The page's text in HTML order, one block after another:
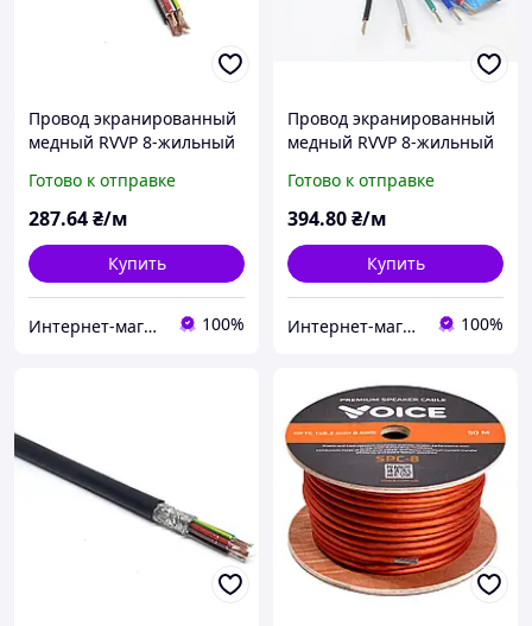
Провод экранированный
медный RVVP 8-жильный
Готово к отправке
287.64₴/м
Купить
Интернет-магазин "TRACKER-PI.COM.UA" 100%
Провод экранированный
медный RVVP 8-жильный
Готово к отправке
394.80₴/м
Купить
Интернет-магазин "TRACKER-PI.COM.UA" 100%